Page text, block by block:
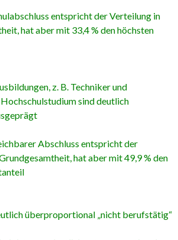
entspricht der Verteilung in
hat aber mit 33,4 % den höchsten
z. B. Techniker und
sind deutlich
Abschluss entspricht der
hat aber mit 49,9 % den
überproportional „nicht berufstätig“